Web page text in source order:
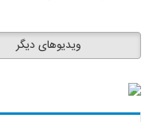
ویدیوهای دیگر